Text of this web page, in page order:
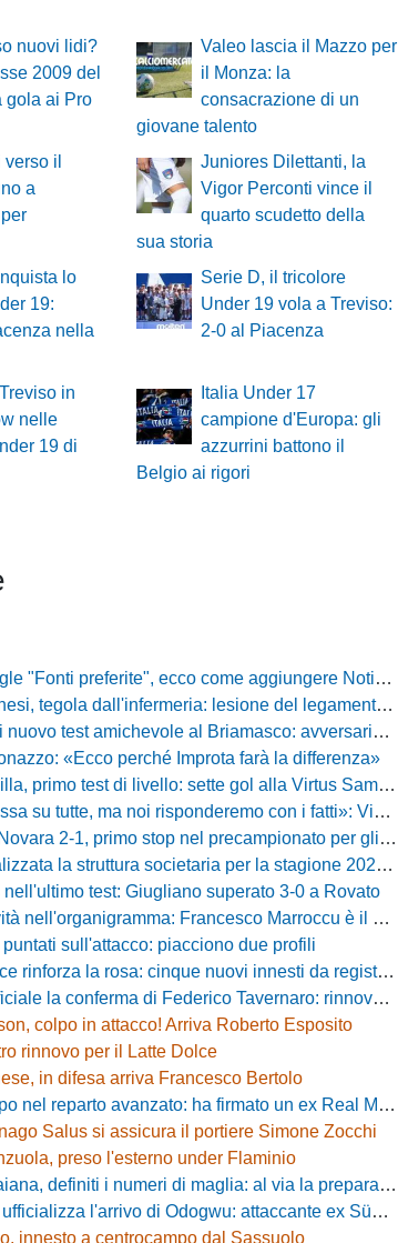
nuovi lidi?
2009 del
gola ai Pro
Valeo lascia il Mazzo per
il Monza: la
consacrazione di un
giovane talento
il
a
Juniores Dilettanti, la
Vigor Perconti vince il
quarto scudetto della
sua storia
lo
19:
nella
Serie D, il tricolore
Under 19 vola a Treviso:
2-0 al Piacenza
in
nelle
19 di
Italia Under 17
campione d'Europa: gli
azzurrini battono il
Belgio ai rigori
preferite", ecco come aggiungere NotiziarioCalcio alle tue notizie
dall'infermeria: lesione del legamento crociato per Nicola Masut
test amichevole al Briamasco: avversaria la Roma Under 20
«Ecco perché Improta farà la differenza»
test di livello: sette gol alla Virtus Sammarco e colpo in difesa
ma noi risponderemo con i fatti»: Vibonese, parla il ds Maglia
primo stop nel precampionato per gli azzurri: Forte ribalta Lartey nel finale
la struttura societaria per la stagione 2026-2027
test: Giugliano superato 3-0 a Rovato
Francesco Marroccu è il nuovo DG dell'Area Tecnica
sull'attacco: piacciono due profili
rinforza la rosa: cinque nuovi innesti da registrare
conferma di Federico Tavernaro: rinnovato il prestito dal Venezia
colpo in attacco! Arriva Roberto Esposito
rinnovo per il Latte Dolce
in difesa arriva Francesco Bertolo
reparto avanzato: ha firmato un ex Real Monterotondo
Salus si assicura il portiere Simone Zocchi
preso l'esterno under Flaminio
i numeri di maglia: al via la preparazione e la sfida con il Grosseto
l'arrivo di Odogwu: attaccante ex Südtirol
innesto a centrocampo dal Sassuolo